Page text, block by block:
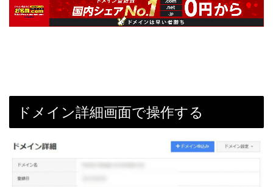
ドメイン詳細画面で操作する